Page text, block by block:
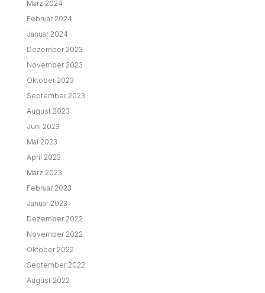
März 2024
Februar 2024
Januar 2024
Dezember 2023
November 2023
Oktober 2023
September 2023
August 2023
Juni 2023
Mai 2023
April 2023
März 2023
Februar 2023
Januar 2023
Dezember 2022
November 2022
Oktober 2022
September 2022
August 2022